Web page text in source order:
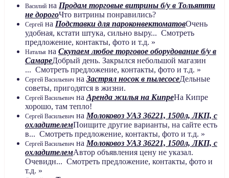
Василий на Продам торговые витрины б/у в Тольятти
не дорогоЧто витрины понравились?
Сергей на Подставки для пароконвектоматовОчень
удобная, кстати штука, сильно выру... Смотреть
предложение, контакты, фото и т.д. »
Наталья на Скупаем любое торговое оборудование б/у в
СамареДобрый день. Закрылся небольшой магазин
... Смотреть предложение, контакты, фото и т.д. »
Сергей Васильевич на Застрял носок в пылесосеДельные
советы, пригодятся в жизни.
Сергей Васильевич на Аренда жилья на КипреНа Кипре
хорошо, там тепло!
Сергей Васильевич на Молоковоз УАЗ 36221, 1500л, ЛКП, с
охладителемПоищите другие варианты, на сайте есть
в... Смотреть предложение, контакты, фото и т.д. »
Сергей Васильевич на Молоковоз УАЗ 36221, 1500л, ЛКП, с
охладителемАвтор объявления цену не указал.
Очевидн... Смотреть предложение, контакты, фото и
т.д. »